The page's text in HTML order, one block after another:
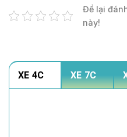
Để lại
này!
XE 4C XE 7C